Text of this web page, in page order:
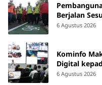
Berjalan
6 Agustus 2026
Kominfo
Digital
Course
6 Agustus 2026